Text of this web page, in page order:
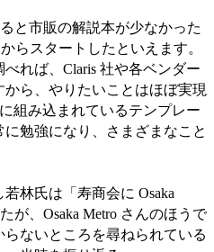
ると市販の解説本が少なかった
らスタートしたといえます。
れば、Claris 社や各ベンダー
ら、やりたいことはほぼ実現
組み込まれているテンプレー
に勉強になり、さまざまなこと
林氏は「寿商会に Osaka
が、Osaka Metro さんのほうで
ないところを尋ねられている